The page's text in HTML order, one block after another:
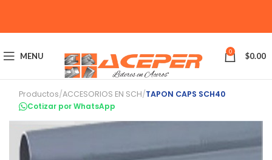
MENU 0 $0.00
Productos/ACCESORIOS EN SCH/TAPON CAPS SCH40
Cotizar por WhatsApp